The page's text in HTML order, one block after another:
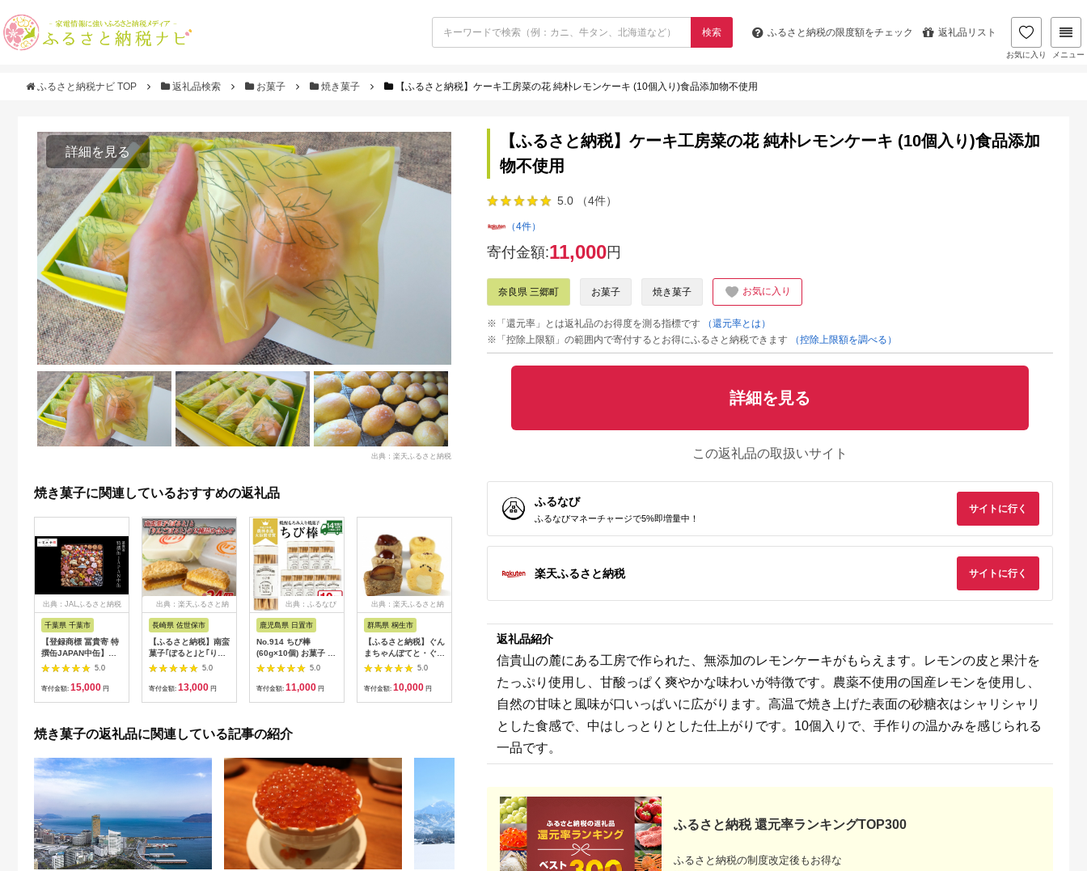
検索 ふるさと納税の限度額をチェック 返礼品リスト
お気に入り メニュー
ふるさと納税ナビ TOP 返礼品検索 お菓子 焼き菓子 【ふるさと納税】ケーキ工房菜の花 純朴レモンケーキ (10個入り)食品添加物不使用
詳細を見る
出典：楽天ふるさと納税
焼き菓子に関連しているおすすめの返礼品
出典：JALふるさと納税
千葉県 千葉市
【登録商標 冨貴寄 特
撰缶JAPAN中缶】
お菓子 おやつ 和菓子
糖 和三盆糖 甘い ギフ
5.0
寄付金額: 15,000 円
出典：楽天ふるさと納
長崎県 佐世保市
【ふるさと納税】南蛮
菓子｢ぽると｣と｢りん
ごぽると｣の2種詰め
5.0
寄付金額: 13,000 円
出典：ふるなび
鹿児島県 日置市
No.914 ちび棒
(60g×10個) お菓子 焼
菓子 おつまみ 焼酎 ス
常温保存【西酒造】
5.0
寄付金額: 11,000 円
出典：楽天ふるさと納
群馬県 桐生市
【ふるさと納税】ぐん
まちゃんぽてと・ぐん
まちゃんまろん詰合せ
域：離島】
5.0
寄付金額: 10,000 円
静岡県 藤枝市
フィナンシェ 10個 フ
ィナンシェ
5.0
寄付金額: 9,000 円
東京都 福生市
ルーツの香りと味を閉
じ込めたメレンゲ4種
類入りギフト
【1625884】
5.0
寄付金額:9,000円
東京都中野区
焼き菓子 焼き菓子
5.0
寄付金額: 18,000円
京都 府京都市
ョコラサンドクッキー
抹茶5個・ほうじ茶4
個 スイーツ 人気スイ
ーツ
5.0
寄付金額:12,000円
山梨県 富士河口湖町
るさと納税アソート
【D】
5.0
寄付金額:20,000 円
神奈川県 横浜市
ーフィナンシェ（4個
×4箱セット）｜スイ
ーツ 焼き菓子 ギフト
プレゼント｜人気 お
すすめ 送料無料｜神
奈川県 横浜市
AAK0006
寄付金額:
焼き菓子の返礼品に関連している記事の紹介
【ふるさと納税】ケーキ工房菜の花 純朴レモンケーキ (10個入り)食品添加
物不使用
5.0 （4件）
（4件）
寄付金額:11,000円
奈良県 三郷町 お菓子 焼き菓子 お気に入り
※「還元率」とは返礼品のお得度を測る指標です
（還元率とは）
※「控除上限額」の範囲内で寄付するとお得にふるさと納税できます
（控除上限額を調べる）
詳細を見る
この返礼品の取扱いサイト
ふるなび
ふるなびマネーチャージで5%即増量中！
サイトに行く
楽天ふるさと納税 サイトに行く
返礼品紹介
信貴山の麓にある工房で作られた、無添加のレモンケーキがもらえます。レモンの皮と果汁を
たっぷり使用し、甘酸っぱく爽やかな味わいが特徴です。農薬不使用の国産レモンを使用し、
自然の甘味と風味が口いっぱいに広がります。高温で焼き上げた表面の砂糖衣はシャリシャリ
とした食感で、中はしっとりとした仕上がりです。10個入りで、手作りの温かみを感じられる
一品です。
ふるさと納税 還元率ランキングTOP300
ふるさと納税の制度改定後もお得な